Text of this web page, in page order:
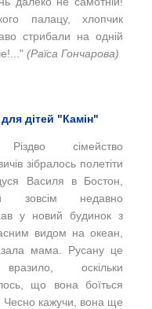
палацу, хлопчик
стрибали на одній
..." (Раїса Гончарова)
дітей "Камін"
сімейство
зібралось полетіти
Василя в Бостон,
зовсім недавно
у новий будинок з
видом на океан,
мама. Русану це
оскільки
що вона боїться
Чесно кажучи, вона ще